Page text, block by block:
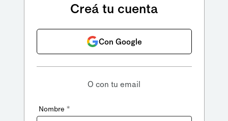
Creá tu cuenta
Con Google
O con tu email
Nombre *